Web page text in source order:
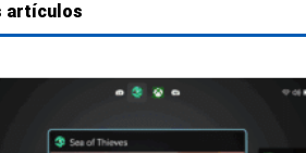
artículos